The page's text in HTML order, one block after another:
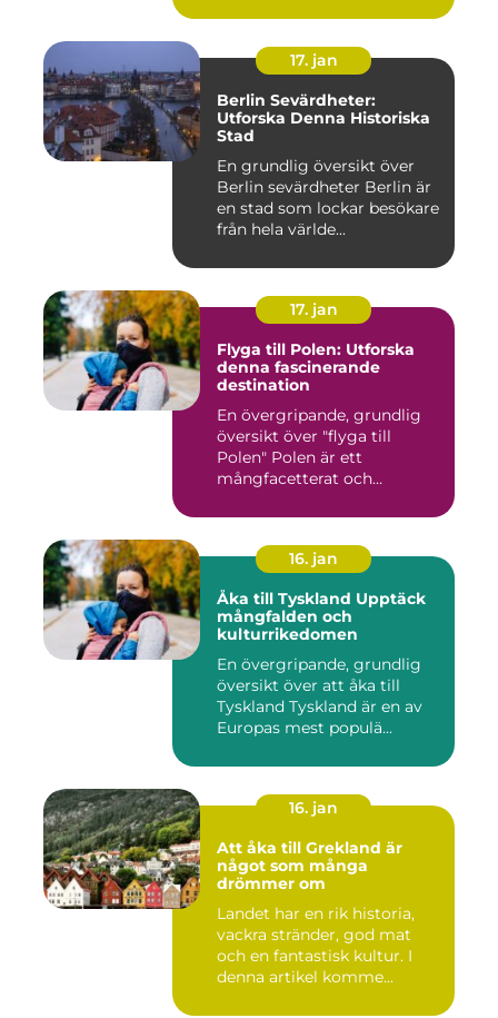
17. jan
Berlin Sevärdheter:
Utforska Denna Historiska
Stad
En grundlig översikt över
Berlin sevärdheter Berlin är
en stad som lockar besökare
från hela världe...
17. jan
Flyga till Polen: Utforska
denna fascinerande
destination
En övergripande, grundlig
översikt över "flyga till
Polen" Polen är ett
mångfacetterat och
16. jan
Åka till Tyskland Upptäck
mångfalden och
kulturrikedomen
En övergripande, grundlig
översikt över att åka till
Tyskland Tyskland är en av
Europas mest populä...
16. jan
Att åka till Grekland är
något som många
drömmer om
Landet har en rik historia,
vackra stränder, god mat
och en fantastisk kultur. I
denna artikel komme...